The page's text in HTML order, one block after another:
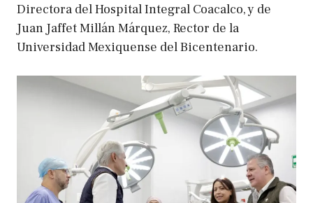
Directora del Hospital Integral Coacalco, y de
Juan Jaffet Millán Márquez, Rector de la
Universidad Mexiquense del Bicentenario.